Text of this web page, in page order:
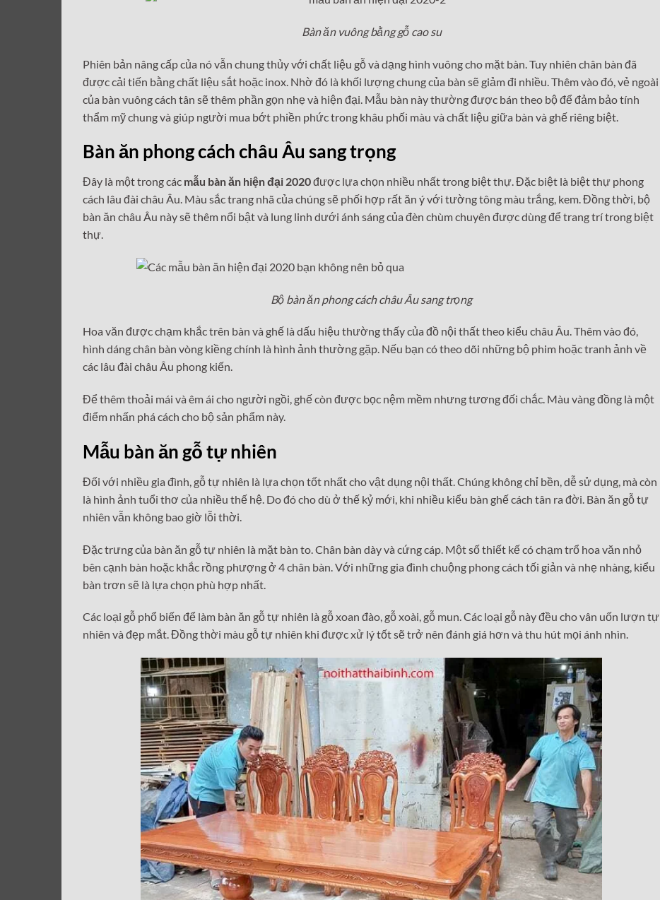
Bàn ăn vuông bằng gỗ cao su
Phiên bản nâng cấp của nó vẫn chung thủy với chất liệu gỗ và dạng hình vuông cho mặt bàn. Tuy nhiên chân bàn đã
được cải tiến bằng chất liệu sắt hoặc inox. Nhờ đó là khối lượng chung của bàn sẽ giảm đi nhiều. Thêm vào đó, vẻ ngoài
của bàn vuông cách tân sẽ thêm phần gọn nhẹ và hiện đại. Mẫu bàn này thường được bán theo bộ để đảm bảo tính
thẩm mỹ chung và giúp người mua bớt phiền phức trong khâu phối màu và chất liệu giữa bàn và ghế riêng biệt.
Bàn ăn phong cách châu Âu sang trọng
Đây là một trong các mẫu bàn ăn hiện đại 2020được lựa chọn nhiều nhất trong biệt thự. Đặc biệt là biệt thự phong
cách lâu đài châu Âu. Màu sắc trang nhã của chúng sẽ phối hợp rất ăn ý với tường tông màu trắng, kem. Đồng thời, bộ
bàn ăn châu Âu này sẽ thêm nổi bật và lung linh dưới ánh sáng của đèn chùm chuyên được dùng để trang trí trong biệt
thự.
Bộ bàn ăn phong cách châu Âu sang trọng
Hoa văn được chạm khắc trên bàn và ghế là dấu hiệu thường thấy của đồ nội thất theo kiểu châu Âu. Thêm vào đó,
hình dáng chân bàn vòng kiềng chính là hình ảnh thường gặp. Nếu bạn có theo dõi những bộ phim hoặc tranh ảnh về
các lâu đài châu Âu phong kiến.
Để thêm thoải mái và êm ái cho người ngồi, ghế còn được bọc nệm mềm nhưng tương đối chắc. Màu vàng đồng là một
điểm nhấn phá cách cho bộ sản phẩm này.
Mẫu bàn ăn gỗ tự nhiên
Đối với nhiều gia đình, gỗ tự nhiên là lựa chọn tốt nhất cho vật dụng nội thất. Chúng không chỉ bền, dễ sử dụng, mà còn
là hình ảnh tuổi thơ của nhiều thế hệ. Do đó cho dù ở thế kỷ mới, khi nhiều kiểu bàn ghế cách tân ra đời. Bàn ăn gỗ tự
nhiên vẫn không bao giờ lỗi thời.
Đặc trưng của bàn ăn gỗ tự nhiên là mặt bàn to. Chân bàn dày và cứng cáp. Một số thiết kế có chạm trổ hoa văn nhỏ
bên cạnh bàn hoặc khắc rồng phượng ở 4 chân bàn. Với những gia đình chuộng phong cách tối giản và nhẹ nhàng, kiểu
bàn trơn sẽ là lựa chọn phù hợp nhất.
Các loại gỗ phổ biến để làm bàn ăn gỗ tự nhiên là gỗ xoan đào, gỗ xoài, gỗ mun. Các loại gỗ này đều cho vân uốn lượn tự
nhiên và đẹp mắt. Đồng thời màu gỗ tự nhiên khi được xử lý tốt sẽ trở nên đánh giá hơn và thu hút mọi ánh nhìn.